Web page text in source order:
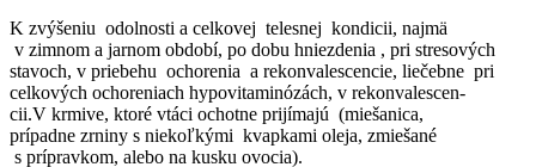
K zvýšeniu odolnosti a celkovej telesnej kondicii, najmä
v zimnom a jarnom období, po dobu hniezdenia , pri stresových
stavoch, v priebehu ochorenia a rekonvalescencie, liečebne pri
celkových ochoreniach hypovitaminózách, v rekonvalescen­
cii.V krmive, ktoré vtáci ochotne prijímajú (miešanica,
prípadne zrniny s niekoľkými kvapkami oleja, zmiešané
s prípravkom, alebo na kusku ovocia).